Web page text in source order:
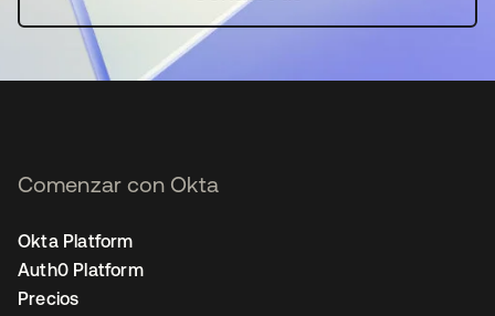
Comenzar con Okta
Okta Platform
Auth0 Platform
Precios